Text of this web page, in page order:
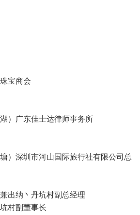
宝商会
湖）广东佳士达律师事务所
）深圳市河山国际旅行社有限公司总
出纳丶丹坑村副总经理
村副董事长